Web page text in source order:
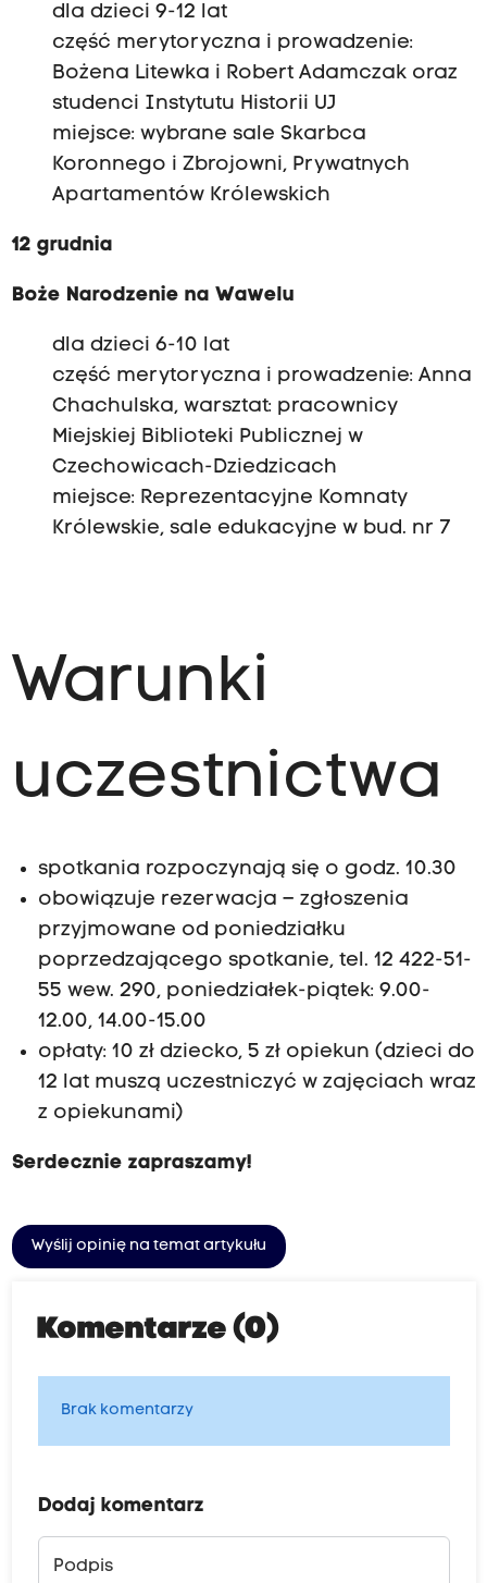
dla dzieci 9-12 lat
część merytoryczna i prowadzenie:
Bożena Litewka i Robert Adamczak oraz
studenci Instytutu Historii UJ
miejsce: wybrane sale Skarbca
Koronnego i Zbrojowni, Prywatnych
Apartamentów Królewskich
12 grudnia
Boże Narodzenie na Wawelu
dla dzieci 6-10 lat
część merytoryczna i prowadzenie: Anna
Chachulska, warsztat: pracownicy
Miejskiej Biblioteki Publicznej w
Czechowicach-Dziedzicach
miejsce: Reprezentacyjne Komnaty
Królewskie, sale edukacyjne w bud. nr 7
Warunki
uczestnictwa
spotkania rozpoczynają się o godz. 10.30
obowiązuje rezerwacja – zgłoszenia
przyjmowane od poniedziałku
poprzedzającego spotkanie, tel. 12 422-51-
55 wew. 290, poniedziałek-piątek: 9.00-
12.00, 14.00-15.00
opłaty: 10 zł dziecko, 5 zł opiekun (dzieci do
12 lat muszą uczestniczyć w zajęciach wraz
z opiekunami)
Serdecznie zapraszamy!
Wyślij opinię na temat artykułu
Komentarze (0)
Brak komentarzy
Dodaj komentarz
Podpis